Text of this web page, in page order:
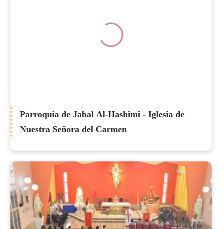
Parroquia de Jabal Al-Hashimi - Iglesia de
Nuestra Señora del Carmen